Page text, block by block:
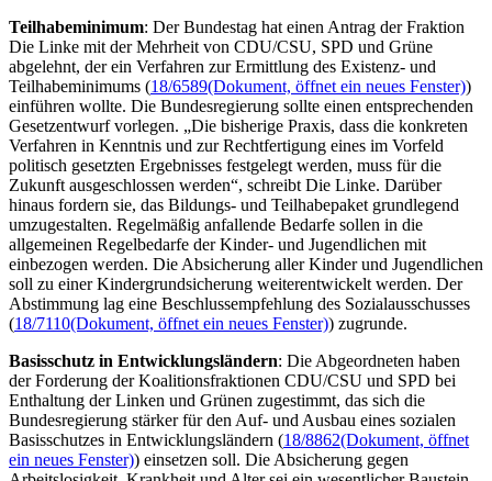
Teilhabeminimum: Der Bundestag hat einen Antrag der Fraktion
Die Linke mit der Mehrheit von CDU/CSU, SPD und Grüne
abgelehnt, der ein Verfahren zur Ermittlung des Existenz- und
Teilhabeminimums (18/6589(Dokument, öffnet ein neues Fenster))
einführen wollte. Die Bundesregierung sollte einen entsprechenden
Gesetzentwurf vorlegen. „Die bisherige Praxis, dass die konkreten
Verfahren in Kenntnis und zur Rechtfertigung eines im Vorfeld
politisch gesetzten Ergebnisses festgelegt werden, muss für die
Zukunft ausgeschlossen werden“, schreibt Die Linke. Darüber
hinaus fordern sie, das Bildungs- und Teilhabepaket grundlegend
umzugestalten. Regelmäßig anfallende Bedarfe sollen in die
allgemeinen Regelbedarfe der Kinder- und Jugendlichen mit
einbezogen werden. Die Absicherung aller Kinder und Jugendlichen
soll zu einer Kindergrundsicherung weiterentwickelt werden. Der
Abstimmung lag eine Beschlussempfehlung des Sozialausschusses
(18/7110(Dokument, öffnet ein neues Fenster)) zugrunde.
Basisschutz in Entwicklungsländern: Die Abgeordneten haben
der Forderung der Koalitionsfraktionen CDU/CSU und SPD bei
Enthaltung der Linken und Grünen zugestimmt, das sich die
Bundesregierung stärker für den Auf- und Ausbau eines sozialen
Basisschutzes in Entwicklungsländern (18/8862(Dokument, öffnet
ein neues Fenster)) einsetzen soll. Die Absicherung gegen